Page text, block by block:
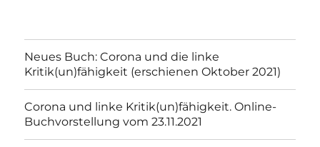
Neues Buch: Corona und die linke
Kritik(un)fähigkeit (erschienen Oktober 2021)
Corona und linke Kritik(un)fähigkeit. Online-
Buchvorstellung vom 23.11.2021